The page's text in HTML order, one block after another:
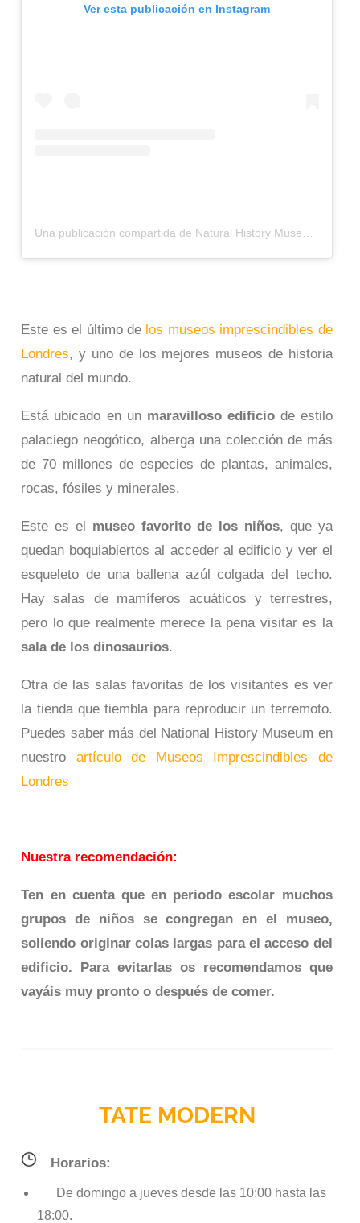
Ver esta publicación en Instagram
Este es el último de los museos imprescindibles de
Londres, y uno de los mejores museos de historia
natural del mundo.
Está ubicado en un maravilloso edificiode estilo
palaciego neogótico, alberga una colección de más
de 70 millones de especies de plantas, animales,
rocas, fósiles y minerales.
Este es el museo favorito de los niños, que ya
quedan boquiabiertos al acceder al edificio y ver el
esqueleto de una ballena azúl colgada del techo.
Hay salas de mamíferos acuáticos y terrestres,
pero lo que realmente merece la pena visitar es la
sala de los dinosaurios.
Otra de las salas favoritas de los visitantes es ver
la tienda que tiembla para reproducir un terremoto.
Puedes saber más del National History Museum en
nuestro artículo de Museos Imprescindibles de
Londres
Nuestra recomendación:
Ten en cuenta que en periodo escolar muchos
grupos de niños se congregan en el museo,
soliendo originar colas largas para el acceso del
edificio. Para evitarlas os recomendamos que
vayáis muy pronto o después de comer.
TATE MODERN
Horarios:
De domingo a jueves desde las 10:00 hasta las
18:00.